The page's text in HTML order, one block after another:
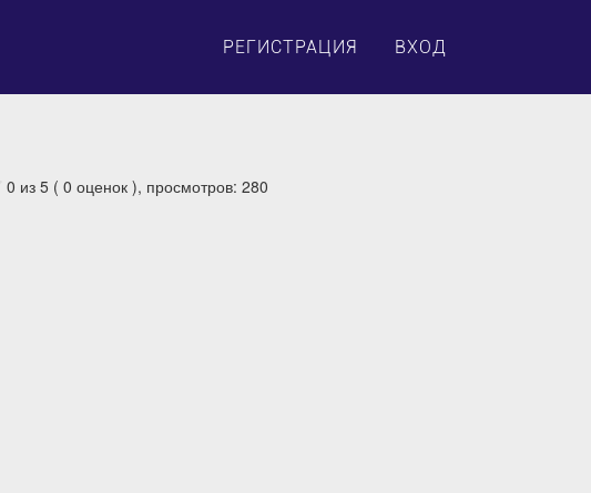
РЕГИСТРАЦИЯ ВХОД
0 из 5 ( 0 оценок ), просмотров: 280